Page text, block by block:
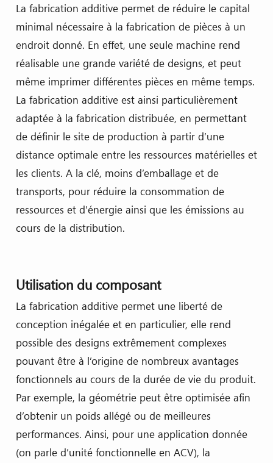
La fabrication additive permet de réduire le capital
minimal nécessaire à la fabrication de pièces à un
endroit donné. En effet, une seule machine rend
réalisable une grande variété de designs, et peut
même imprimer différentes pièces en même temps.
La fabrication additive est ainsi particulièrement
adaptée à la fabrication distribuée, en permettant
de définir le site de production à partir d’une
distance optimale entre les ressources matérielles et
les clients. A la clé, moins d’emballage et de
transports, pour réduire la consommation de
ressources et d’énergie ainsi que les émissions au
cours de la distribution.
Utilisation du composant
La fabrication additive permet une liberté de
conception inégalée et en particulier, elle rend
possible des designs extrêmement complexes
pouvant être à l’origine de nombreux avantages
fonctionnels au cours de la durée de vie du produit.
Par exemple, la géométrie peut être optimisée afin
d’obtenir un poids allégé ou de meilleures
performances. Ainsi, pour une application donnée
(on parle d’unité fonctionnelle en ACV), la